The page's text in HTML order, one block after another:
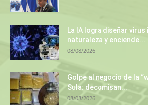
La IA logra diseñar
naturaleza y enciende...
08/08/2026
Golpe al negocio de la
Sula: decomisan...
08/08/2026